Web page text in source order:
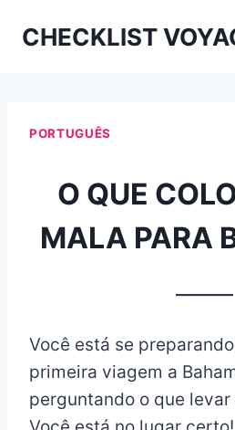
CHECKLIST
PORTUGUÊS
O QUE
MALA PARA
Você está se
primeira viagem a
perguntando o que levar